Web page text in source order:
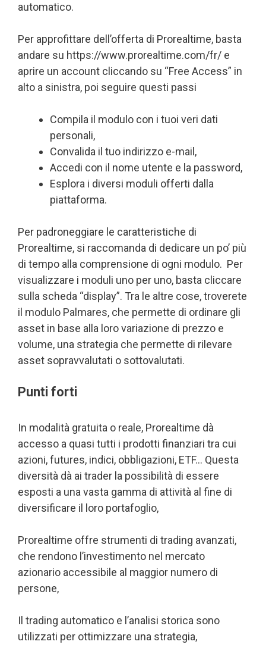
automatico.
Per approfittare dell’offerta di Prorealtime, basta
andare su https://www.prorealtime.com/fr/ e
aprire un account cliccando su “Free Access” in
alto a sinistra, poi seguire questi passi
Compila il modulo con i tuoi veri dati
personali,
Convalida il tuo indirizzo e-mail,
Accedi con il nome utente e la password,
Esplora i diversi moduli offerti dalla
piattaforma.
Per padroneggiare le caratteristiche di
Prorealtime, si raccomanda di dedicare un po’ più
di tempo alla comprensione di ogni modulo. Per
visualizzare i moduli uno per uno, basta cliccare
sulla scheda “display”. Tra le altre cose, troverete
il modulo Palmares, che permette di ordinare gli
asset in base alla loro variazione di prezzo e
volume, una strategia che permette di rilevare
asset sopravvalutati o sottovalutati.
Punti forti
In modalità gratuita o reale, Prorealtime dà
accesso a quasi tutti i prodotti finanziari tra cui
azioni, futures, indici, obbligazioni, ETF… Questa
diversità dà ai trader la possibilità di essere
esposti a una vasta gamma di attività al fine di
diversificare il loro portafoglio,
Prorealtime offre strumenti di trading avanzati,
che rendono l’investimento nel mercato
azionario accessibile al maggior numero di
persone,
Il trading automatico e l’analisi storica sono
utilizzati per ottimizzare una strategia,